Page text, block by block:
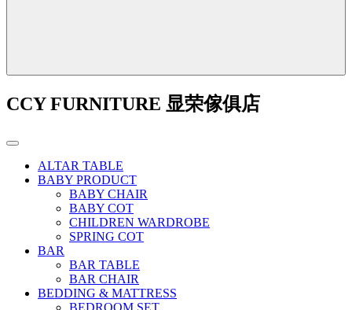
CCY FURNITURE 显荣傢俱店
ALTAR TABLE
BABY PRODUCT
BABY CHAIR
BABY COT
CHILDREN WARDROBE
SPRING COT
BAR
BAR TABLE
BAR CHAIR
BEDDING & MATTRESS
BEDROOM SET